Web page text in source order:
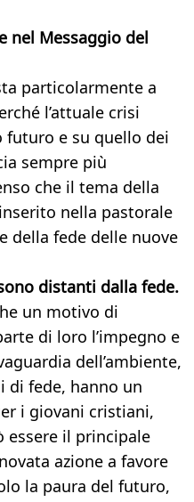
nel Messaggio del
particolarmente a
l’attuale crisi
e su quello dei
sempre più
che il tema della
nella pastorale
della fede delle nuove
distanti dalla fede.
un motivo di
di loro l’impegno e
dell’ambiente,
di fede, hanno un
i giovani cristiani,
essere il principale
azione a favore
la paura del futuro,